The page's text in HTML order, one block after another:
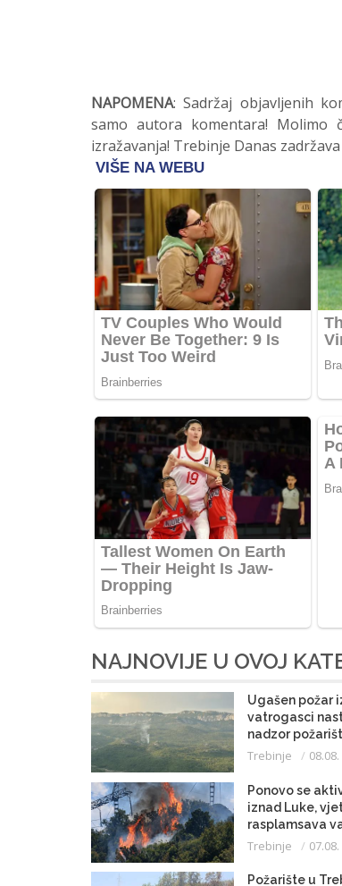
NAPOMENA: Sadržaj objavljenih
samo autora komentara! Molimo
izražavanja! Trebinje Danas
NAJNOVIJE U OVOJ
Ugašen požar
vatrogasci
nadzor
Trebinje
Ponovo se
iznad Luke,
rasplamsava
Trebinje
Požarište u